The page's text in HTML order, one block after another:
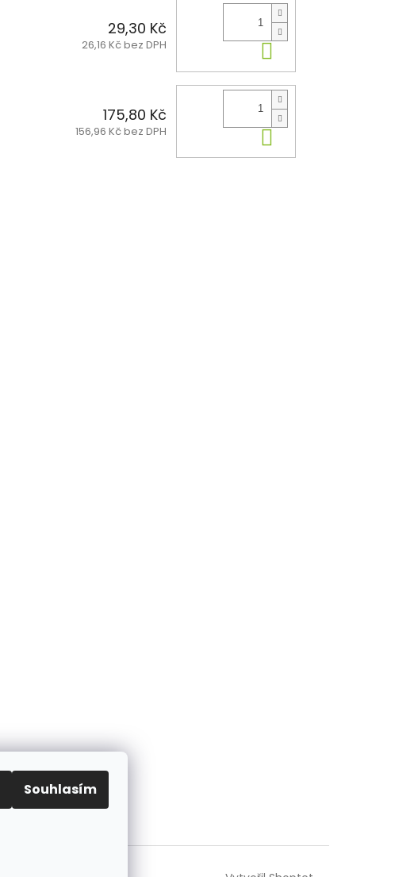
Souhlasím
29,30 Kč
26,16 Kč bez DPH
175,80 Kč
156,96 Kč bez DPH Do košíku